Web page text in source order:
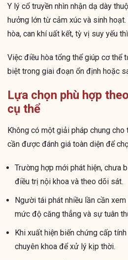
Y lý cổ truyền nhìn nhận dạ dày
hưởng lớn từ cảm xúc và sinh
hòa, can khí uất kết, tỳ vị suy yếu
Việc điều hòa tổng thể giúp cơ thể
biệt trong giai đoạn ổn định hoặc
Lựa chọn phù hợp
cụ thể
Không có một giải pháp chung
cần được đánh giá toàn diện để
Trường hợp mới phát hiện, chưa
điều trị nội khoa và theo dõi sát.
Người tái phát nhiều lần cần
mức độ căng thẳng và sự tuân
Khi xuất hiện biến chứng cấp
chuyên khoa để xử lý kịp thời.